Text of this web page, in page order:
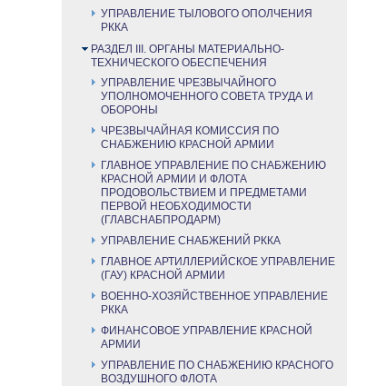
УПРАВЛЕНИЕ ТЫЛОВОГО ОПОЛЧЕНИЯ
РККА
РАЗДЕЛ III. ОРГАНЫ МАТЕРИАЛЬНО-
ТЕХНИЧЕСКОГО ОБЕСПЕЧЕНИЯ
УПРАВЛЕНИЕ ЧРЕЗВЫЧАЙНОГО
УПОЛНОМОЧЕННОГО СОВЕТА ТРУДА И
ОБОРОНЫ
ЧРЕЗВЫЧАЙНАЯ КОМИССИЯ ПО
СНАБЖЕНИЮ КРАСНОЙ АРМИИ
ГЛАВНОЕ УПРАВЛЕНИЕ ПО СНАБЖЕНИЮ
КРАСНОЙ АРМИИ И ФЛОТА
ПРОДОВОЛЬСТВИЕМ И ПРЕДМЕТАМИ
ПЕРВОЙ НЕОБХОДИМОСТИ
(ГЛАВСНАБПРОДАРМ)
УПРАВЛЕНИЕ СНАБЖЕНИЙ РККА
ГЛАВНОЕ АРТИЛЛЕРИЙСКОЕ УПРАВЛЕНИЕ
(ГАУ) КРАСНОЙ АРМИИ
ВОЕННО-ХОЗЯЙСТВЕННОЕ УПРАВЛЕНИЕ
РККА
ФИНАНСОВОЕ УПРАВЛЕНИЕ КРАСНОЙ
АРМИИ
УПРАВЛЕНИЕ ПО СНАБЖЕНИЮ КРАСНОГО
ВОЗДУШНОГО ФЛОТА